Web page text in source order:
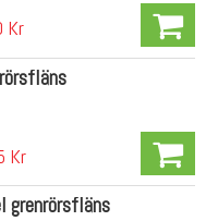
Kr
Kr
grenrörsfläns